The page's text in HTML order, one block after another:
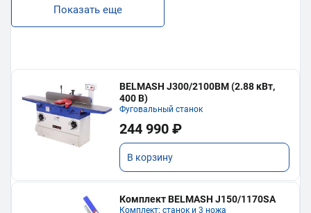
Показать еще
BELMASH J300/2100ВМ (2.88 кВт,
400 В)
Фуговальный станок
244 990 ₽
В корзину
Комплект BELMASH J150/1170SA
Комплект: станок и 3 ножа